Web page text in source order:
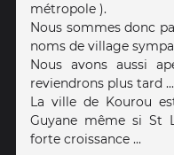
métropole ).
Nous sommes donc
noms de village
Nous avons aussi
reviendrons plus tard ...
La ville de Kourou
Guyane même si St
forte croissance ...